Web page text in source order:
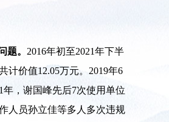
题。 2016年初至2021年下半
价值12.05万元。2019年6
年，谢国峰先后7次使用单位
人员孙立佳等多人多次违规